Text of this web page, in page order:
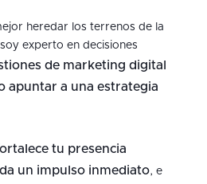
heredar los terrenos de la
experto en decisiones
de marketing digital
apuntar a una estrategia
tu presencia
un impulso inmediato, e